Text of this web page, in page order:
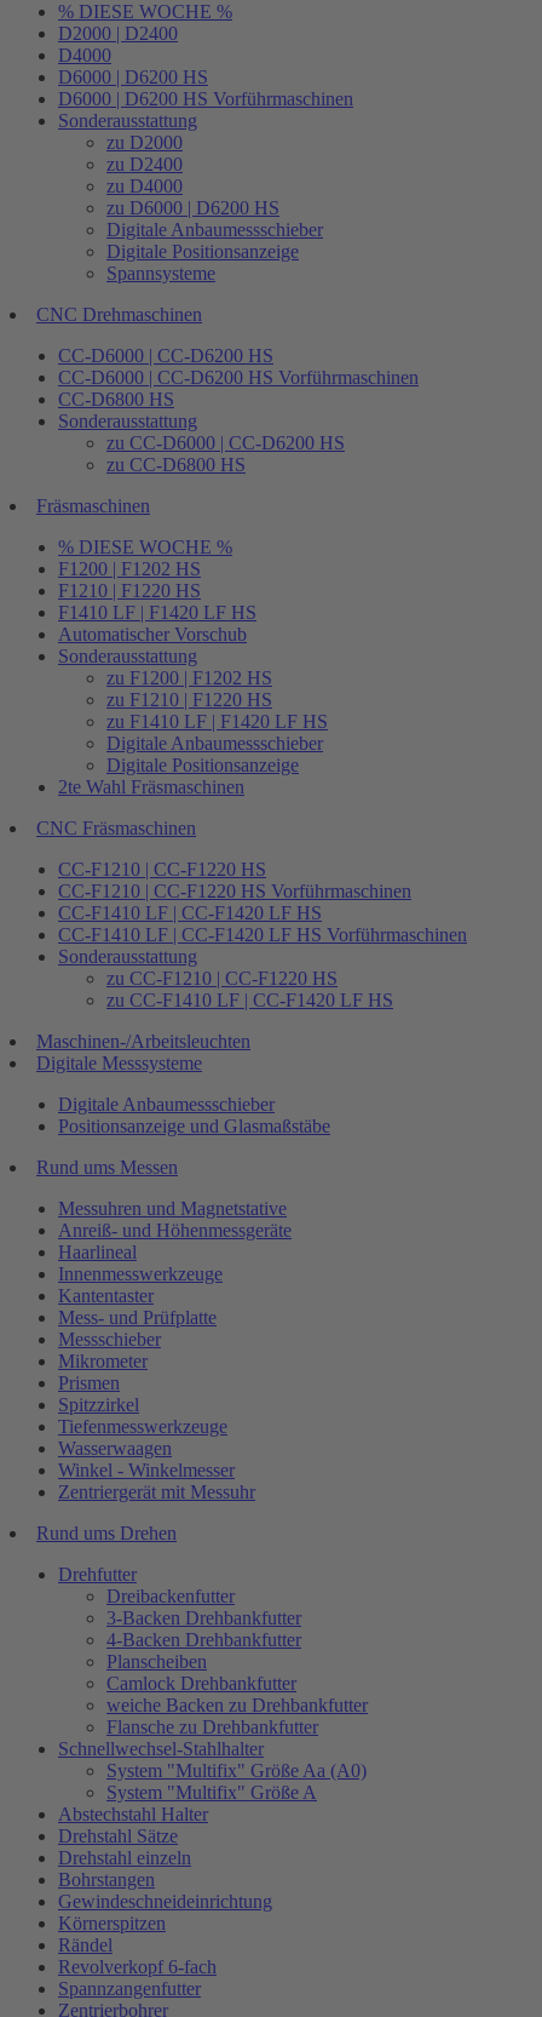
% DIESE WOCHE %
D2000 | D2400
D4000
D6000 | D6200 HS
D6000 | D6200 HS Vorführmaschinen
Sonderausstattung
zu D2000
zu D2400
zu D4000
zu D6000 | D6200 HS
Digitale Anbaumessschieber
Digitale Positionsanzeige
Spannsysteme
CNC Drehmaschinen
CC-D6000 | CC-D6200 HS
CC-D6000 | CC-D6200 HS Vorführmaschinen
CC-D6800 HS
Sonderausstattung
zu CC-D6000 | CC-D6200 HS
zu CC-D6800 HS
Fräsmaschinen
% DIESE WOCHE %
F1200 | F1202 HS
F1210 | F1220 HS
F1410 LF | F1420 LF HS
Automatischer Vorschub
Sonderausstattung
zu F1200 | F1202 HS
zu F1210 | F1220 HS
zu F1410 LF | F1420 LF HS
Digitale Anbaumessschieber
Digitale Positionsanzeige
2te Wahl Fräsmaschinen
CNC Fräsmaschinen
CC-F1210 | CC-F1220 HS
CC-F1210 | CC-F1220 HS Vorführmaschinen
CC-F1410 LF | CC-F1420 LF HS
CC-F1410 LF | CC-F1420 LF HS Vorführmaschinen
Sonderausstattung
zu CC-F1210 | CC-F1220 HS
zu CC-F1410 LF | CC-F1420 LF HS
Maschinen-/Arbeitsleuchten
Digitale Messsysteme
Digitale Anbaumessschieber
Positionsanzeige und Glasmaßstäbe
Rund ums Messen
Messuhren und Magnetstative
Anreiß- und Höhenmessgeräte
Haarlineal
Innenmesswerkzeuge
Kantentaster
Mess- und Prüfplatte
Messschieber
Mikrometer
Prismen
Spitzzirkel
Tiefenmesswerkzeuge
Wasserwaagen
Winkel - Winkelmesser
Zentriergerät mit Messuhr
Rund ums Drehen
Drehfutter
Dreibackenfutter
3-Backen Drehbankfutter
4-Backen Drehbankfutter
Planscheiben
Camlock Drehbankfutter
weiche Backen zu Drehbankfutter
Flansche zu Drehbankfutter
Schnellwechsel-Stahlhalter
System "Multifix" Größe Aa (A0)
System "Multifix" Größe A
Abstechstahl Halter
Drehstahl Sätze
Drehstahl einzeln
Bohrstangen
Gewindeschneideinrichtung
Körnerspitzen
Rändel
Revolverkopf 6-fach
Spannzangenfutter
Zentrierbohrer